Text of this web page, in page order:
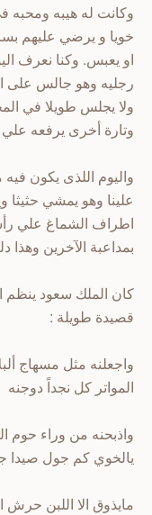
وكانت له هيبه
خويا و يرضي عليهم
او يعبس. وكنا نعرف
رجليه وهو جالس على
ولا يجلس طويلا في
وتارة أخرى يرفعه
واليوم اللذى يكون
علينا وهو يمشي
اطراف الشماغ علي
بمداعبة الآخرين
كان الملك سعود ينظم
قصيدة طويلة :
واجعلنه مثل مسهاج
المواتر كل نجداً دوجنه
واذبحنه من وراء حوم
يالخوي كم جول صيدا
مايذوق الا اللبن حرش